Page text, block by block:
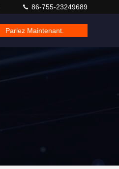
86-755-23249689
Parlez Maintenant.